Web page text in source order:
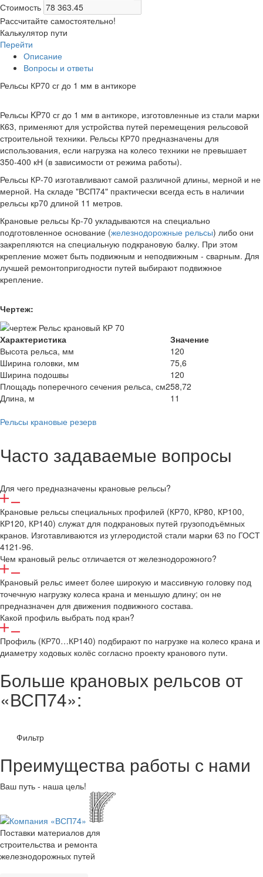
Стоимость
Рассчитайте самостоятельно!
Калькулятор пути
Перейти
Описание
Вопросы и ответы
Рельсы КР70 сг до 1 мм в антикоре
Рельсы KP70 сг до 1 мм в антикоре, изготовленные из стали марки
К63, применяют для устройства путей перемещения рельсовой
строительной техники. Рельсы КР70 предназначены для
использования, если нагрузка на колесо техники не превышает
350-400 кН (в зависимости от режима работы).
Рельсы КР-70 изготавливают самой различной длины, мерной и не
мерной. На складе "ВСП74" практически всегда есть в наличии
рельсы кр70 длиной 11 метров.
Крановые рельсы Кр-70 укладываются на специально
подготовленное основание (железнодорожные рельсы) либо они
закрепляются на специальную подкрановую балку. При этом
крепление может быть подвижным и неподвижным - сварным. Для
лучшей ремонтопригодности путей выбирают подвижное
крепление.
Чертеж:
Характеристика
Значение
Высота рельса, мм
120
Ширина головки, мм
75,6
Ширина подошвы
120
Площадь поперечного сечения рельса, см258,72
Длина, м
11
Рельсы крановые резерв
Часто задаваемые вопросы
Для чего предназначены крановые рельсы?
Крановые рельсы специальных профилей (КР70, КР80, КР100,
КР120, КР140) служат для подкрановых путей грузоподъёмных
кранов. Изготавливаются из углеродистой стали марки 63 по ГОСТ
4121-96.
Чем крановый рельс отличается от железнодорожного?
Крановый рельс имеет более широкую и массивную головку под
точечную нагрузку колеса крана и меньшую длину; он не
предназначен для движения подвижного состава.
Какой профиль выбрать под кран?
Профиль (КР70…КР140) подбирают по нагрузке на колесо крана и
диаметру ходовых колёс согласно проекту кранового пути.
Больше крановых рельсов от
«ВСП74»:
Фильтр
Преимущества работы с нами
Ваш путь - наша цель!
Поставки материалов для
строительства и ремонта
железнодорожных путей